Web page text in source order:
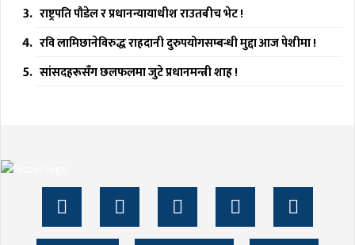
राष्ट्रपति पौडेल र प्रधानन्यायाधीश राउतबीच भेट !
रवि लामिछानेविरुद्ध राहदानी दुरुपयोगसम्बन्धी मुद्दा आज पेशीमा !
सांसदहरूसँग छलफलमा जुटे प्रधानमन्त्री शाह !